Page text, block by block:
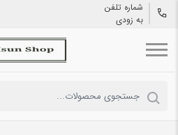
شماره تلفن
به زودی